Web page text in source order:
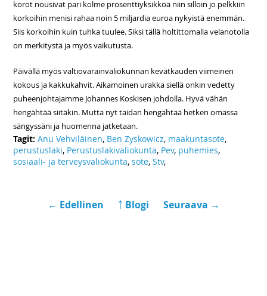
korot nousivat pari kolme prosenttiyksikköä niin silloin jo pelkkiin
korkoihin menisi rahaa noin 5 miljardia euroa nykyistä enemmän.
Siis korkoihin kuin tuhka tuulee. Siksi tällä holtittomalla velanotolla
on merkitystä ja myös vaikutusta.
Päivällä myös valtiovarainvaliokunnan kevätkauden viimeinen
kokous ja kakkukahvit. Aikamoinen urakka siellä onkin vedetty
puheenjohtajamme Johannes Koskisen johdolla. Hyvä vähän
hengähtää siitäkin. Mutta nyt taidan hengähtää hetken omassa
sängyssäni ja huomenna jatketaan.
Tagit:Anu Vehviläinen, Ben Zyskowicz, maakuntasote,
perustuslaki, Perustuslakivaliokunta, Pev, puhemies,
sosiaali- ja terveysvaliokunta,sote,Stv,
← Edellinen ￪ Blogi Seuraava →